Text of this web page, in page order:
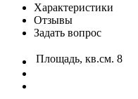
Характеристики
Отзывы
Задать вопрос
Площадь, кв.см. 8